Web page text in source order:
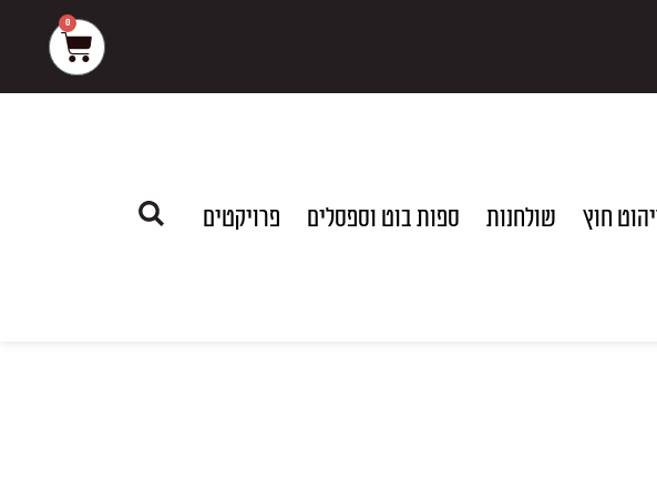
0
עגלת
קניות
חוץ שולחנות ספות בוט וספסלים פרויקטים